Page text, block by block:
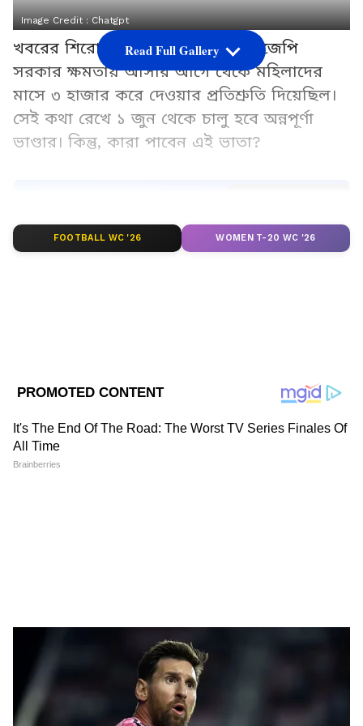
Image Credit :Chatgpt
খবরের শিরোনামে অন্নপূর্ণা ভাণ্ডার। বিজেপি
সরকার ক্ষমতায় আসার আগে থেকে মহিলাদের
মাসে ৩ হাজার করে দেওয়ার প্রতিশ্রুতি দিয়েছিল।
সেই কথা রেখে ১ জুন থেকে চালু হবে অন্নপূর্ণা
ভাণ্ডার। কিন্তু, কারা পাবেন এই ভাতা?
2
Image Credit :Ai Photo
এতদিন ধরে মমতা সরকার দিত ১৫০০ টাকা করে
লক্ষ্মীর ভাণ্ডার। এখন প্রশ্ন হল সেই সকল লক্ষ্মীর
ভাণ্ডার গ্রাহকরাই কি পাবেন অন্নপূর্ণা ভাণ্ডার?
Read Full Gallery
FOOTBALL WC '26 WOMEN T-20 WC '26